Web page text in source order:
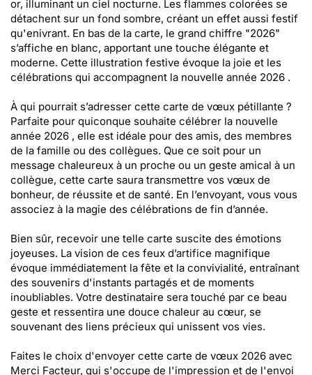
or, illuminant un ciel nocturne. Les flammes colorées se
détachent sur un fond sombre, créant un effet aussi festif
qu'enivrant. En bas de la carte, le grand chiffre "2026"
s’affiche en blanc, apportant une touche élégante et
moderne. Cette illustration festive évoque la joie et les
célébrations qui accompagnent la nouvelle année 2026 .
À qui pourrait s’adresser cette carte de vœux pétillante ?
Parfaite pour quiconque souhaite célébrer la nouvelle
année 2026 , elle est idéale pour des amis, des membres
de la famille ou des collègues. Que ce soit pour un
message chaleureux à un proche ou un geste amical à un
collègue, cette carte saura transmettre vos vœux de
bonheur, de réussite et de santé. En l’envoyant, vous vous
associez à la magie des célébrations de fin d’année.
Bien sûr, recevoir une telle carte suscite des émotions
joyeuses. La vision de ces feux d’artifice magnifique
évoque immédiatement la fête et la convivialité, entraînant
des souvenirs d'instants partagés et de moments
inoubliables. Votre destinataire sera touché par ce beau
geste et ressentira une douce chaleur au cœur, se
souvenant des liens précieux qui unissent vos vies.
Faites le choix d'envoyer cette carte de vœux 2026 avec
Merci Facteur, qui s'occupe de l'impression et de l'envoi